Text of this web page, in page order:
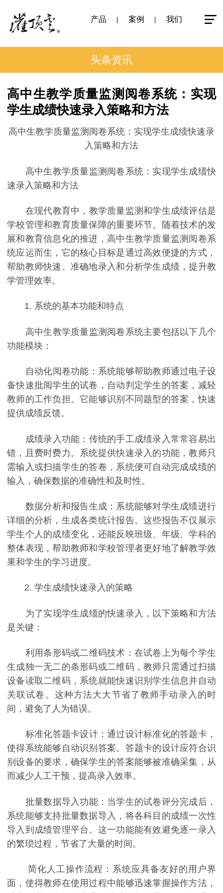
产品 案例 我们
头条资讯
高中生教学质量监测阅卷系统：实现
学生成绩快速录入策略和方法
高中生教学质量监测阅卷系统：实现学生成绩快速录
入策略和方法
高中生教学质量监测阅卷系统：实现学生成绩快
速录入策略和方法
在现代教育中，教学质量监测和学生成绩评估是
学校管理和教育质量保障的重要环节。随着技术的发
展和教育信息化的推进，高中生教学质量监测阅卷系
统应运而生，它的核心目标是通过高效便捷的方式，
帮助教师快速、准确地录入和分析学生成绩，提升教
学管理效率。
1. 系统的基本功能和特点
高中生教学质量监测阅卷系统主要包括以下几个
功能模块：
自动化阅卷功能：系统能够帮助教师通过电子设
备快速批阅学生的试卷，自动判定学生的答案，减轻
教师的工作负担。它能够识别不同题型的答案，快速
提供成绩反馈。
成绩录入功能：传统的手工成绩录入常常容易出
错，且费时费力。系统提供快速录入的功能，教师只
需输入或扫描学生的答卷，系统便可自动完成成绩的
输入，确保数据的准确性和及时性。
数据分析和报告生成：系统能够对学生成绩进行
详细的分析，生成各类统计报告。这些报告不仅展示
学生个人的成绩变化，还能反映班级、年级、学科的
整体表现，帮助教师和学校管理者更好地了解教学效
果和学生的学习进度。
2. 学生成绩快速录入的策略
为了实现学生成绩的快速录入，以下策略和方法
是关键：
利用条形码或二维码技术：在试卷上为每个学生
生成独一无二的条形码或二维码，教师只需通过扫描
设备读取二维码，系统就能快速识别学生信息并自动
关联试卷。这种方法大大节省了教师手动录入的时
间，避免了人为错误。
标准化答题卡设计：通过设计标准化的答题卡，
使得系统能够自动识别答案。答题卡的设计应符合识
别设备的要求，确保学生的答案能够被准确采集，从
而减少人工干预，提高录入效率。
批量数据导入功能：当学生的试卷评分完成后，
系统能够支持批量数据导入，将各科目的成绩一次性
导入到成绩管理平台。这一功能能有效避免逐一录入
的繁琐过程，节省了大量的时间。
简化人工操作流程：系统应具备友好的用户界
面，使得教师在使用过程中能够迅速掌握操作方法，